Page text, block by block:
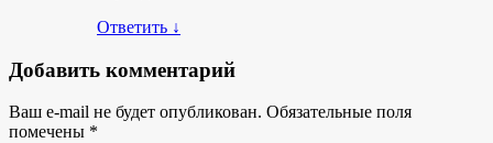
Ответить ↓
Добавить комментарий
Ваш e-mail не будет опубликован. Обязательные поля
помечены *